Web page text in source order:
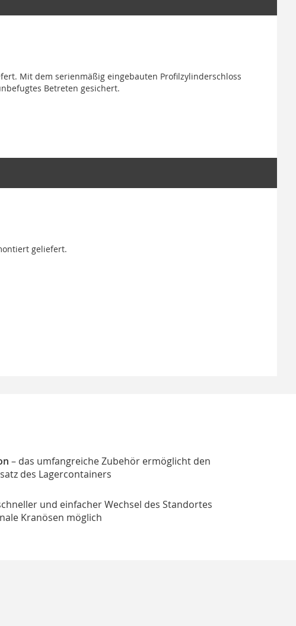
Mit dem serienmäßig eingebauten Profilzylinderschloss
Betreten gesichert.
geliefert.
– das umfangreiche Zubehör ermöglicht den
des Lagercontainers
und einfacher Wechsel des Standortes
Kranösen möglich